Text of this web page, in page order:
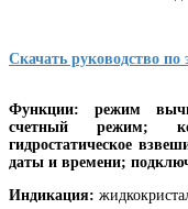
Скачать руководство
Функции:режим
счетный режим;
гидростатическое
даты и времени;
Индикация: